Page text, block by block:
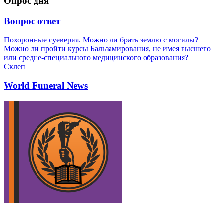
Вопрос ответ
Похоронные суеверия. Можно ли брать землю с могилы?
Можно ли пройти курсы Бальзамирования, не имея высшего
или средне-специального медицинского образования?
Склеп
World Funeral News